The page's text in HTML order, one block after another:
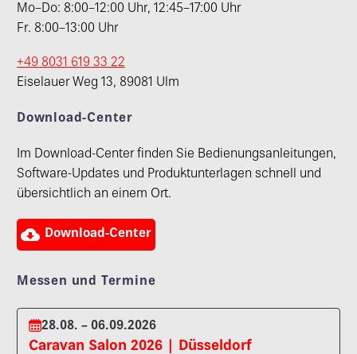
Mo–Do: 8:00–12:00 Uhr, 12:45–17:00 Uhr
Fr. 8:00–13:00 Uhr
+49 8031 619 33 22
Eiselauer Weg 13, 89081 Ulm
Download-Center
Im Download-Center finden Sie Bedienungsanleitungen,
Software-Updates und Produktunterlagen schnell und
übersichtlich an einem Ort.
 Download-Center
Messen und Termine
28.08. – 06.09.2026
Caravan Salon 2026 | Düsseldorf